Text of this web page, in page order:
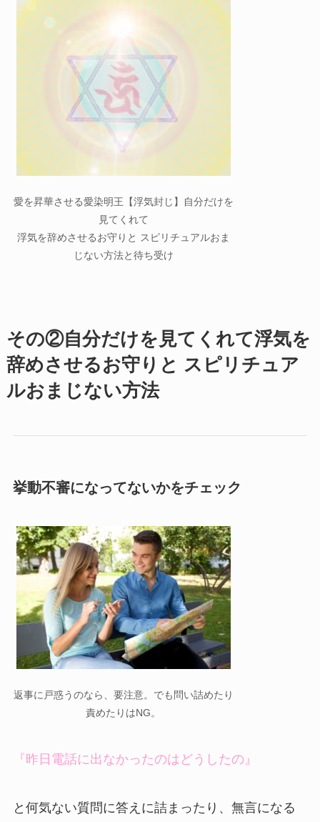
愛を昇華させる愛染明王【浮気封じ】自分だけを
見てくれて
浮気を辞めさせるお守りと スピリチュアルおま
じない方法と待ち受け
その②自分だけを見てくれて浮気を
辞めさせるお守りと スピリチュア
ルおまじない方法
挙動不審になってないかをチェック
返事に戸惑うのなら、要注意。でも問い詰めたり
責めたりはNG。
『昨日電話に出なかったのはどうしたの』
と何気ない質問に答えに詰まったり、無言になる